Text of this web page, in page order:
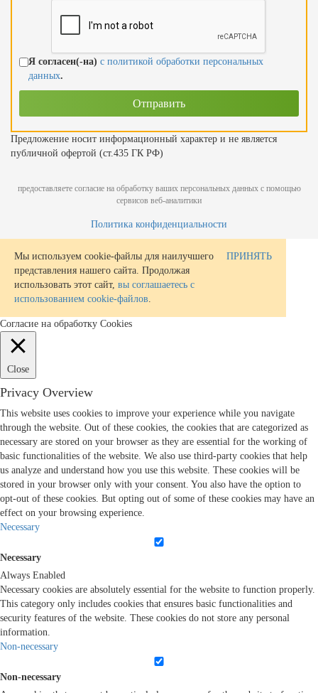
Я согласен(-на) с политикой обработки персональных
данных.
Предложение носит информационный характер и не является
публичной офертой (ст.435 ГК РФ)
предоставляете согласие на обработку ваших персональных данных с помощью
сервисов веб-аналитики
Политика конфиденциальности
Мы используем cookie-файлы для наилучшего
представления нашего сайта. Продолжая
использовать этот сайт, вы соглашаетесь с
использованием cookie-файлов.
ПРИНЯТЬ
Согласие на обработку Cookies
Close
Privacy Overview
This website uses cookies to improve your experience while you navigate
through the website. Out of these cookies, the cookies that are categorized as
necessary are stored on your browser as they are essential for the working of
basic functionalities of the website. We also use third-party cookies that help
us analyze and understand how you use this website. These cookies will be
stored in your browser only with your consent. You also have the option to
opt-out of these cookies. But opting out of some of these cookies may have an
effect on your browsing experience.
Necessary
Necessary
Always Enabled
Necessary cookies are absolutely essential for the website to function properly.
This category only includes cookies that ensures basic functionalities and
security features of the website. These cookies do not store any personal
information.
Non-necessary
Non-necessary